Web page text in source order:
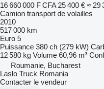
16 660 000 F CFA 25 400 € ≈ 29
Camion transport de volailles
2010
517 000 km
Euro 5
Puissance 380 ch (279 kW)
12 580 kg Volume 60,96 m³
Roumanie, Bucharest
Laslo Truck Romania
Contacter le vendeur